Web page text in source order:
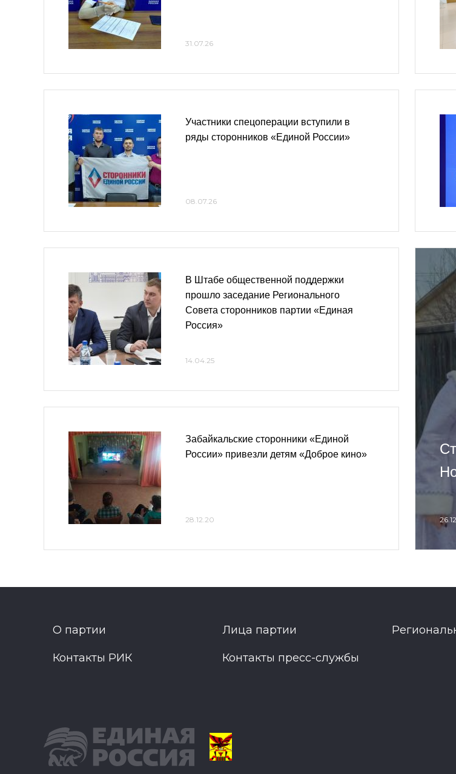
31.07.26
Участники спецоперации вступили в
ряды сторонников «Единой России»
08.07.26
В Штабе общественной поддержки
прошло заседание Регионального
Совета сторонников партии «Единая
Россия»
14.04.25
Забайкальские сторонники «Единой
России» привезли детям «Доброе кино»
28.12.20
О партии Лица партии
Контакты РИК Контакты пресс-службы